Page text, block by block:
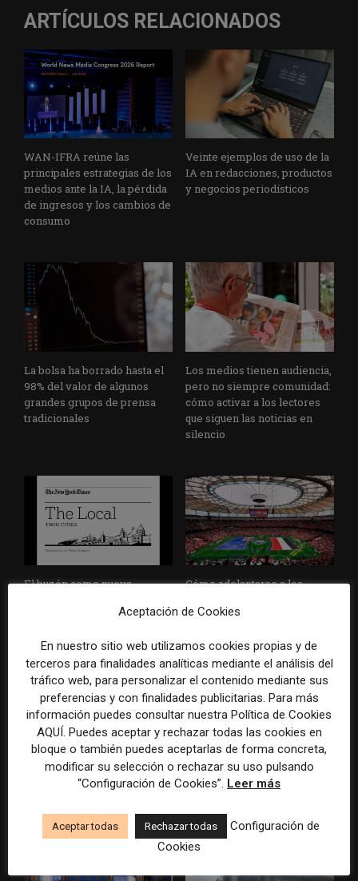
ARTÍCULOS RELACIONADOS
WAN-IFRA reúne las
principales estrategias de los
medios ante la IA, la pérdida
de ingresos y los cambios de
consumo
Veinte ejemplos de uso de la
IA en redacciones, productos
y negocios periodísticos
La bolsa ha borrado hasta el
98% del valor de algunos
grandes grupos de prensa
tradicionales
Los medios tienen audiencia,
pero no siempre comunidad:
cómo activar a los lectores
que siguen las noticias en
silencio
El buzón como nueva
medios para conquistar
Cómo adelantarse a los
en las noticias de última hora:
durante el Mundial de...
al medio, el medio tiene que
llegar a sus rutinas
más rápido no transformará
el periodismo
Aceptación de Cookies
En nuestro sitio web utilizamos cookies propias y de
terceros para finalidades analíticas mediante el análisis del
tráfico web, para personalizar el contenido mediante sus
preferencias y con finalidades publicitarias. Para más
información puedes consultar nuestra Política de Cookies
AQUÍ. Puedes aceptar y rechazar todas las cookies en
bloque o también puedes aceptarlas de forma concreta,
modificar su selección o rechazar su uso pulsando
“Configuración de Cookies”. Leer más
Aceptar todas Rechazar todas
Configuración de
Cookies